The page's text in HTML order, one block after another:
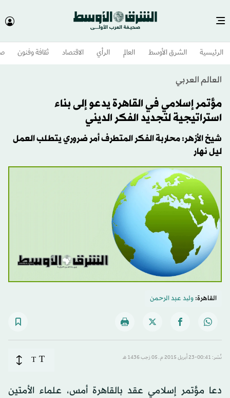
الرئيسية الشرق الأوسط​ العالم الرأي الاقتصاد ثقافة وفنون
العالم العربي
مؤتمر إسلامي في القاهرة يدعو إلى بناء
استراتيجية لتجديد الفكر الديني
شيخ الأزهر: محاربة الفكر المتطرف أمر ضروري يتطلب العمل
ليل نهار
القاهرة:ولید عبد الرحمن
نُشر: 00:41-23 أبريل 2015 م ـ 05 رَجب 1436 هـ T
T
دعا مؤتمر إسلامي عقد بالقاهرة أمس، علماء الأمتين